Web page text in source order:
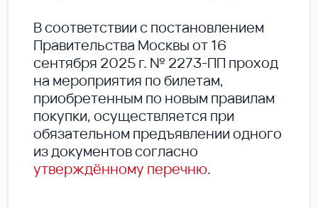
В соответствии с постановлением
Правительства Москвы от 16
сентября 2025 г. № 2273-ПП проход
на мероприятия по билетам,
приобретенным по новым правилам
покупки, осуществляется при
обязательном предъявлении одного
из документов согласно
утверждённому перечню.